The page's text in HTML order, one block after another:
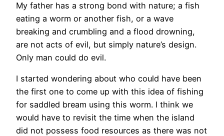
My father has a strong bond with nature; a fish
eating a worm or another fish, or a wave
breaking and crumbling and a flood drowning,
are not acts of evil, but simply nature’s design.
Only man could do evil.
I started wondering about who could have been
the first one to come up with this idea of fishing
for saddled bream using this worm. I think we
would have to revisit the time when the island
did not possess food resources as there was not